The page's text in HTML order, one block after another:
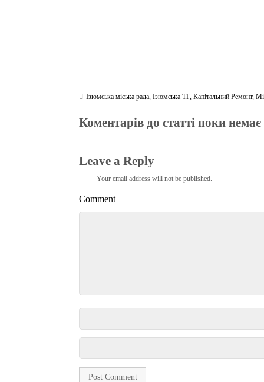
Ізюмська міська рада,Ізюмська ТГ,Капітальний Ремонт,
Коментарів до статті поки немає
Leave a Reply
Your email address will not be published.
Comment